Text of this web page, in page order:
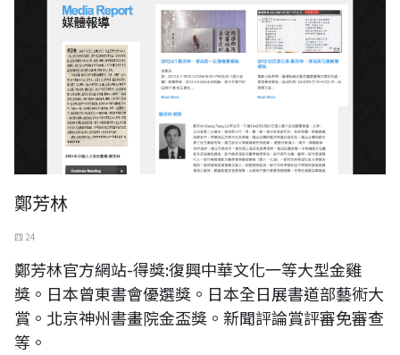
鄭芳林
四 24
鄭芳林官方網站-得獎:復興中華文化一等大型金雞
獎。日本曾東書會優選獎。日本全日展書道部藝術大
賞。北京神州書畫院金盃獎。新聞評論賞評審免審查
等。